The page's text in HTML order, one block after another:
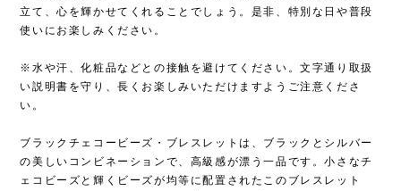
立て、心を輝かせてくれることでしょう。是非、特別な日や普段
使いにお楽しみください。
※水や汗、化粧品などとの接触を避けてください。文字通り取扱
い説明書を守り、長くお楽しみいただけますようご注意くださ
い。
ブラックチェコービーズ・ブレスレットは、ブラックとシルバー
の美しいコンビネーションで、高級感が漂う一品です。小さなチ
ェコビーズと輝くビーズが均等に配置されたこのブレスレット